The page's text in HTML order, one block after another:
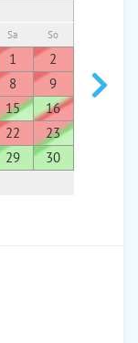
Sa So
1
2
8
9
15
16
22
23
29
30
7